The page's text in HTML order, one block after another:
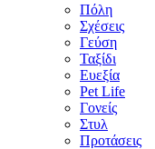
Πόλη
Σχέσεις
Γεύση
Ταξίδι
Ευεξία
Pet Life
Γονείς
Στυλ
Προτάσεις